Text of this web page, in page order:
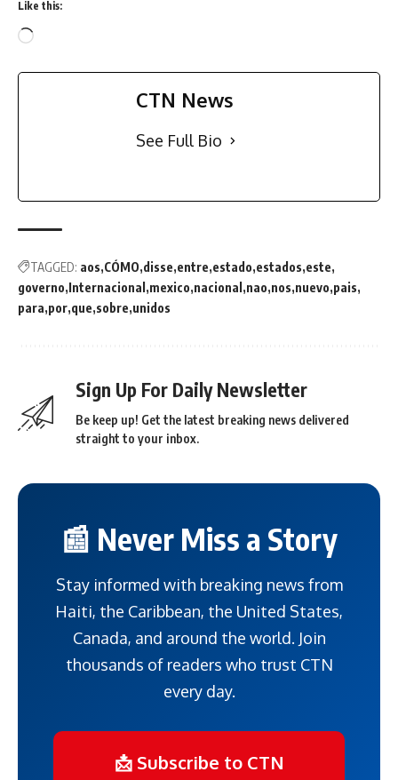
Like this:
CTN News
See Full Bio
TAGGED: aos CÓMO disse entre estado estados este
governo Internacional mexico nacional nao nos nuevo pais
para por que sobre unidos
Sign Up For Daily Newsletter
Be keep up! Get the latest breaking news delivered
straight to your inbox.
📰 Never Miss a Story
Stay informed with breaking news from
Haiti, the Caribbean, the United States,
Canada, and around the world. Join
thousands of readers who trust CTN
every day.
📩 Subscribe to CTN